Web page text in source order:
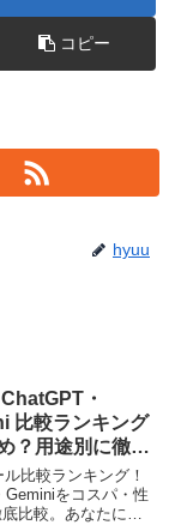
コピー
hyuu
・
比較ランキング
？用途別に徹底
比較ランキング！
Geminiをコスパ・性
比較。あなたにぴ